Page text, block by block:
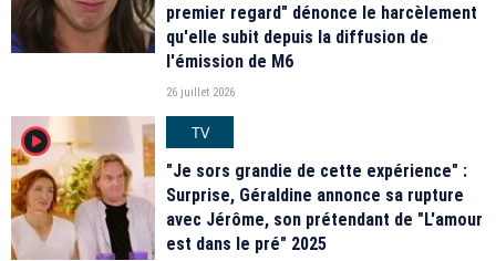
premier regard" dénonce le harcèlement
qu'elle subit depuis la diffusion de
l'émission de M6
26 juillet 2026
player2
TV
"Je sors grandie de cette expérience" :
Surprise, Géraldine annonce sa rupture
avec Jérôme, son prétendant de "L'amour
est dans le pré" 2025